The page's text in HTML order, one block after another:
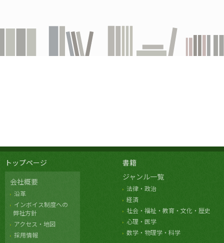
トップページ
会社概要
沿革
インボイス制度への
弊社方針
アクセス・地図
採用情報
書籍
ジャンル一覧
法律・政治
経済
社会・福祉・教育・文化・歴史
心理・医学
数学・物理学・科学